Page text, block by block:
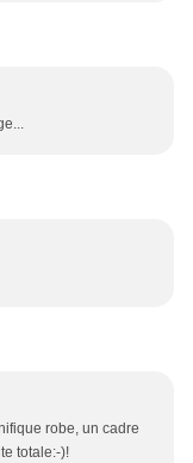
robe, un cadre
totale:-)!